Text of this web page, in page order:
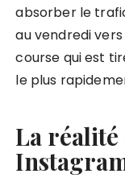
absorber le
au vendredi vers
course qui est
le plus
La